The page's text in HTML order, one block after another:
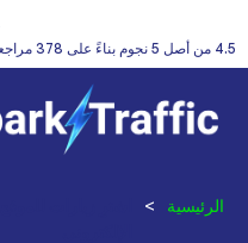
4.5 من أصل 5 نجوم بناءً على 378 مراجعة
الرئيسية >